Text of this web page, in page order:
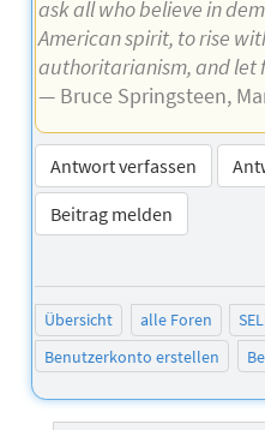
ask all who believe in
American spirit, to rise
authoritarianism, and let
— Bruce Springsteen,
Antwort verfassen
Beitrag melden
Übersicht alle Foren
Benutzerkonto erstellen